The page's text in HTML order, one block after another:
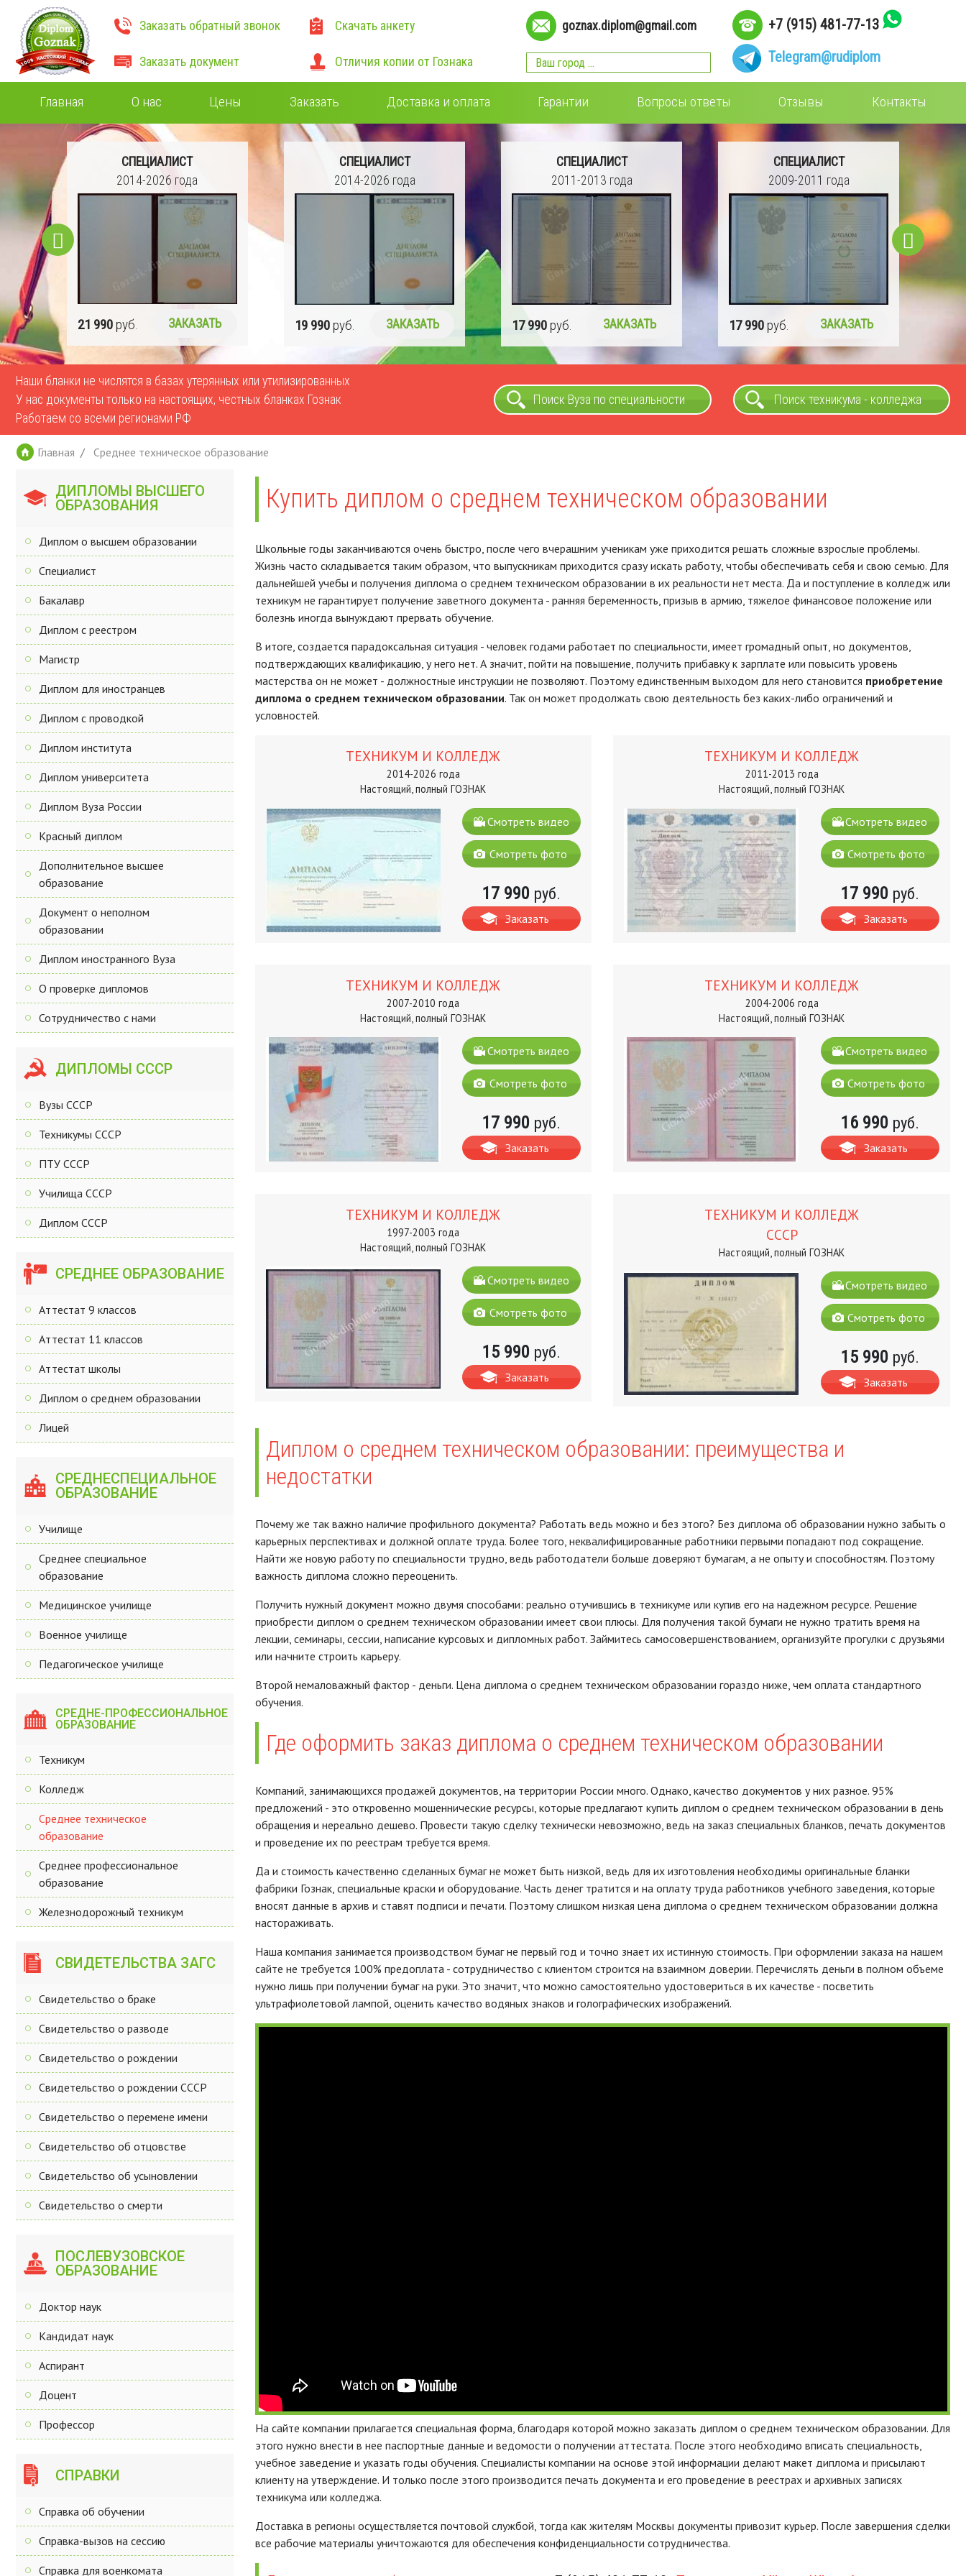
Заказать обратный звонок
Заказать документ
Скачать анкету
Отличия копии от Гознака
goznax.diplom@gmail.com
+7 (915) 481-77-13
Telegram@rudiplom
Главная О нас Цены Заказать Доставка и оплата Гарантии Вопросы ответы Отзывы Контакты
СПЕЦИАЛИСТ
2014-2026 года
21 990 руб. ЗАКАЗАТЬ
СПЕЦИАЛИСТ
2014-2026 года
19 990 руб. ЗАКАЗАТЬ
СПЕЦИАЛИСТ
2011-2013 года
17 990 руб. ЗАКАЗАТЬ
СПЕЦИАЛИСТ
2009-2011 года
17 990 руб. ЗАКАЗАТЬ
16
Наши бланки не числятся в базах утерянных или утилизированных
У нас документы только на настоящих, честных бланках Гознак
Работаем со всеми регионами РФ
Поиск Вуза по специальности Поиск техникума - колледжа
Главная Среднее техническое образование
ДИПЛОМЫ ВЫСШЕГО
ОБРАЗОВАНИЯ
Диплом о высшем образовании
Специалист
Бакалавр
Диплом с реестром
Магистр
Диплом для иностранцев
Диплом с проводкой
Диплом института
Диплом университета
Диплом Вуза России
Красный диплом
Дополнительное высшее
образование
Документ о неполном
образовании
Диплом иностранного Вуза
О проверке дипломов
Сотрудничество с нами
ДИПЛОМЫ СССР
Вузы СССР
Техникумы СССР
ПТУ СССР
Училища СССР
Диплом СССР
СРЕДНЕЕ ОБРАЗОВАНИЕ
Аттестат 9 классов
Аттестат 11 классов
Аттестат школы
Диплом о среднем образовании
Лицей
СРЕДНЕСПЕЦИАЛЬНОЕ
ОБРАЗОВАНИЕ
Училище
Среднее специальное
образование
Медицинское училище
Военное училище
Педагогическое училище
СРЕДНЕ-ПРОФЕССИОНАЛЬНОЕ
ОБРАЗОВАНИЕ
Техникум
Колледж
Среднее техническое
образование
Среднее профессиональное
образование
Железнодорожный техникум
СВИДЕТЕЛЬСТВА ЗАГС
Свидетельство о браке
Свидетельство о разводе
Свидетельство о рождении
Свидетельство о рождении СССР
Свидетельство о перемене имени
Свидетельство об отцовстве
Свидетельство об усыновлении
Свидетельство о смерти
ПОСЛЕВУЗОВСКОЕ
ОБРАЗОВАНИЕ
Доктор наук
Кандидат наук
Аспирант
Доцент
Профессор
СПРАВКИ
Справка об обучении
Справка-вызов на сессию
Справка для военкомата
Купить диплом о среднем техническом образовании
Школьные годы заканчиваются очень быстро, после чего вчерашним ученикам уже приходится решать сложные взрослые проблемы.
Жизнь часто складывается таким образом, что выпускникам приходится сразу искать работу, чтобы обеспечивать себя и свою семью. Для
дальнейшей учебы и получения диплома о среднем техническом образовании в их реальности нет места. Да и поступление в колледж или
техникум не гарантирует получение заветного документа - ранняя беременность, призыв в армию, тяжелое финансовое положение или
болезнь иногда вынуждают прервать обучение.
В итоге, создается парадоксальная ситуация - человек годами работает по специальности, имеет громадный опыт, но документов,
подтверждающих квалификацию, у него нет. А значит, пойти на повышение, получить прибавку к зарплате или повысить уровень
мастерства он не может - должностные инструкции не позволяют. Поэтому единственным выходом для него становится приобретение
диплома о среднем техническом образовании. Так он может продолжать свою деятельность без каких-либо ограничений и
условностей.
ТЕХНИКУМ И КОЛЛЕДЖ
2014-2026 года
Настоящий, полный ГОЗНАК
Смотреть видео
Смотреть фото
17 990 руб.
Заказать
ТЕХНИКУМ И КОЛЛЕДЖ
2011-2013 года
Настоящий, полный ГОЗНАК
Смотреть видео
Смотреть фото
17 990 руб.
Заказать
ТЕХНИКУМ И КОЛЛЕДЖ
2007-2010 года
Настоящий, полный ГОЗНАК
Смотреть видео
Смотреть фото
17 990 руб.
Заказать
ТЕХНИКУМ И КОЛЛЕДЖ
2004-2006 года
Настоящий, полный ГОЗНАК
Смотреть видео
Смотреть фото
16 990 руб.
Заказать
ТЕХНИКУМ И КОЛЛЕДЖ
1997-2003 года
Настоящий, полный ГОЗНАК
Смотреть видео
Смотреть фото
15 990 руб.
Заказать
ТЕХНИКУМ И КОЛЛЕДЖ
СССР
Настоящий, полный ГОЗНАК
Смотреть видео
Смотреть фото
15 990 руб.
Заказать
Диплом о среднем техническом образовании: преимущества и
недостатки
Почему же так важно наличие профильного документа? Работать ведь можно и без этого? Без диплома об образовании нужно забыть о
карьерных перспективах и должной оплате труда. Более того, неквалифицированные работники первыми попадают под сокращение.
Найти же новую работу по специальности трудно, ведь работодатели больше доверяют бумагам, а не опыту и способностям. Поэтому
важность диплома сложно переоценить.
Получить нужный документ можно двумя способами: реально отучившись в техникуме или купив его на надежном ресурсе. Решение
приобрести диплом о среднем техническом образовании имеет свои плюсы. Для получения такой бумаги не нужно тратить время на
лекции, семинары, сессии, написание курсовых и дипломных работ. Займитесь самосовершенствованием, организуйте прогулки с друзьями
или начните строить карьеру.
Второй немаловажный фактор - деньги. Цена диплома о среднем техническом образовании гораздо ниже, чем оплата стандартного
обучения.
Где оформить заказ диплома о среднем техническом образовании
Компаний, занимающихся продажей документов, на территории России много. Однако, качество документов у них разное. 95%
предложений - это откровенно мошеннические ресурсы, которые предлагают купить диплом о среднем техническом образовании в день
обращения и нереально дешево. Провести такую сделку технически невозможно, ведь на заказ специальных бланков, печать документов
и проведение их по реестрам требуется время.
Да и стоимость качественно сделанных бумаг не может быть низкой, ведь для их изготовления необходимы оригинальные бланки
фабрики Гознак, специальные краски и оборудование. Часть денег тратится и на оплату труда работников учебного заведения, которые
вносят данные в архив и ставят подписи и печати. Поэтому слишком низкая цена диплома о среднем техническом образовании должна
настораживать.
Наша компания занимается производством бумаг не первый год и точно знает их истинную стоимость. При оформлении заказа на нашем
сайте не требуется 100% предоплата - сотрудничество с клиентом строится на взаимном доверии. Перечислять деньги в полном объеме
нужно лишь при получении бумаг на руки. Это значит, что можно самостоятельно удостовериться в их качестве - посветить
ультрафиолетовой лампой, оценить качество водяных знаков и голографических изображений.
На сайте компании прилагается специальная форма, благодаря которой можно заказать диплом о среднем техническом образовании. Для
этого нужно внести в нее паспортные данные и ведомости о получении аттестата. После этого необходимо вписать специальность,
учебное заведение и указать годы обучения. Специалисты компании на основе этой информации делают макет диплома и присылают
клиенту на утверждение. И только после этого производится печать документа и его проведение в реестрах и архивных записях
техникума или колледжа.
Доставка в регионы осуществляется почтовой службой, тогда как жителям Москвы документы привозит курьер. После завершения сделки
все рабочие материалы уничтожаются для обеспечения конфиденциальности сотрудничества.